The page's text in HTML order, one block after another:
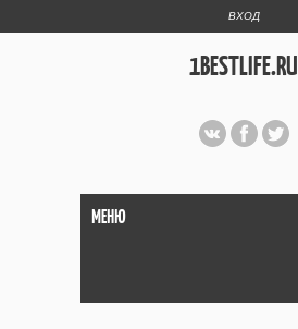
ВХОД
1BESTLIFE.RU
МЕНЮ